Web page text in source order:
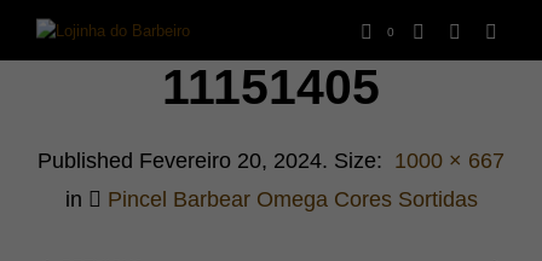
0
11151405
Published Fevereiro 20, 2024. Size: 1000 × 667
in
Pincel Barbear Omega Cores Sortidas